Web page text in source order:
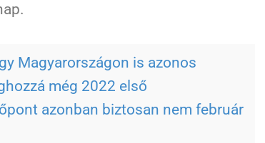
Magyarországon is azonos
még 2022 első
azonban biztosan nem február